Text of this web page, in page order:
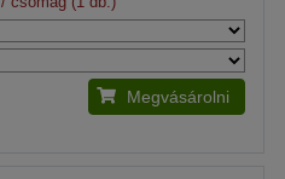
Megvásárolni